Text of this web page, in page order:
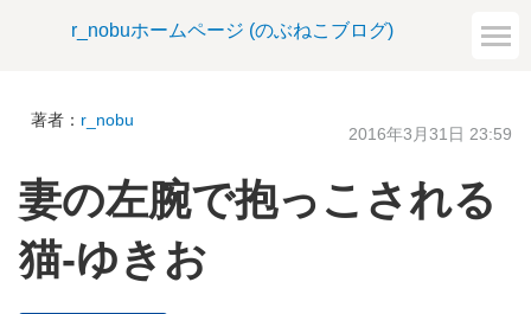
r_nobuホームページ (のぶねこブログ)
著者： r_nobu
2016年3月31日 23:59
妻の左腕で抱っこされる
猫-ゆきお